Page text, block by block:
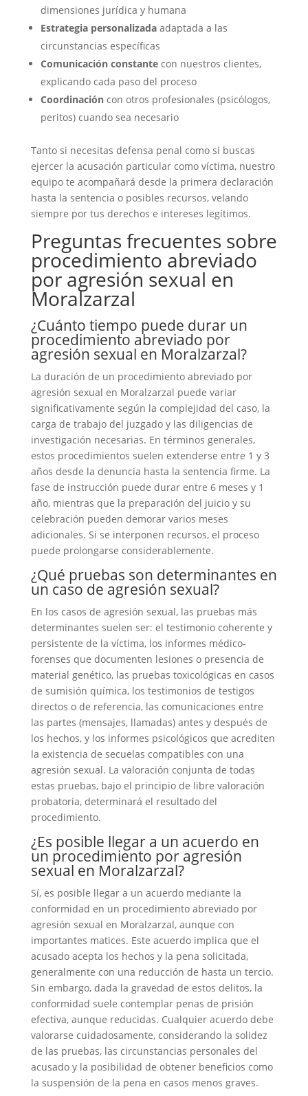
dimensiones jurídica y humana
Estrategia personalizadaadaptada a las
circunstancias específicas
Comunicación constantecon nuestros clientes,
explicando cada paso del proceso
Coordinacióncon otros profesionales (psicólogos,
peritos) cuando sea necesario
Tanto si necesitas defensa penal como si buscas
ejercer la acusación particular como víctima, nuestro
equipo te acompañará desde la primera declaración
hasta la sentencia o posibles recursos, velando
siempre por tus derechos e intereses legítimos.
Preguntas frecuentes sobre
procedimiento abreviado
por agresión sexual en
Moralzarzal
¿Cuánto tiempo puede durar un
procedimiento abreviado por
agresión sexual en Moralzarzal?
La duración de un procedimiento abreviado por
agresión sexual en Moralzarzal puede variar
significativamente según la complejidad del caso, la
carga de trabajo del juzgado y las diligencias de
investigación necesarias. En términos generales,
estos procedimientos suelen extenderse entre 1 y 3
años desde la denuncia hasta la sentencia firme. La
fase de instrucción puede durar entre 6 meses y 1
año, mientras que la preparación del juicio y su
celebración pueden demorar varios meses
adicionales. Si se interponen recursos, el proceso
puede prolongarse considerablemente.
¿Qué pruebas son determinantes en
un caso de agresión sexual?
En los casos de agresión sexual, las pruebas más
determinantes suelen ser: el testimonio coherente y
persistente de la víctima, los informes médico-
forenses que documenten lesiones o presencia de
material genético, las pruebas toxicológicas en casos
de sumisión química, los testimonios de testigos
directos o de referencia, las comunicaciones entre
las partes (mensajes, llamadas) antes y después de
los hechos, y los informes psicológicos que acrediten
la existencia de secuelas compatibles con una
agresión sexual. La valoración conjunta de todas
estas pruebas, bajo el principio de libre valoración
probatoria, determinará el resultado del
procedimiento.
¿Es posible llegar a un acuerdo en
un procedimiento por agresión
sexual en Moralzarzal?
Sí, es posible llegar a un acuerdo mediante la
conformidad en un procedimiento abreviado por
agresión sexual en Moralzarzal, aunque con
importantes matices. Este acuerdo implica que el
acusado acepta los hechos y la pena solicitada,
generalmente con una reducción de hasta un tercio.
Sin embargo, dada la gravedad de estos delitos, la
conformidad suele contemplar penas de prisión
efectiva, aunque reducidas. Cualquier acuerdo debe
valorarse cuidadosamente, considerando la solidez
de las pruebas, las circunstancias personales del
acusado y la posibilidad de obtener beneficios como
la suspensión de la pena en casos menos graves.